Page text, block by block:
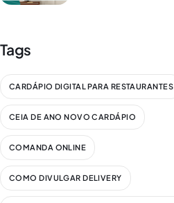
Tags
CARDÁPIO DIGITAL PARA RESTAURANTES
CEIA DE ANO NOVO CARDÁPIO
COMANDA ONLINE
COMO DIVULGAR DELIVERY